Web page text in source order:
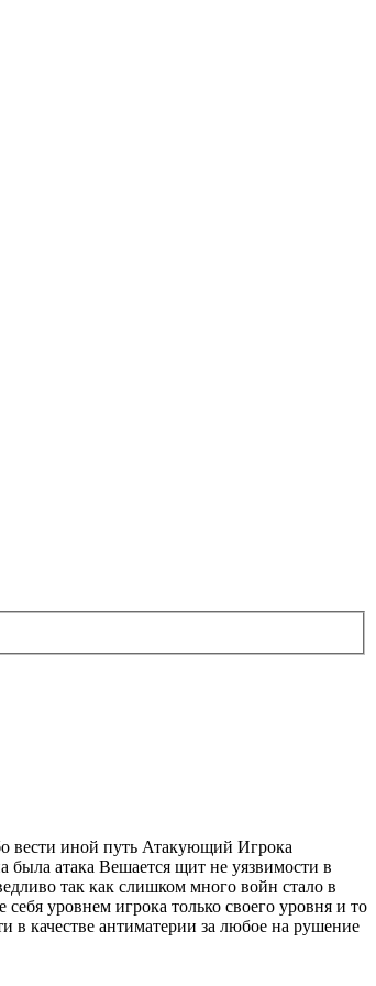
вести иной путь Атакующий Игрока
была атака Вешается щит не уязвимости в
так как слишком много войн стало в
уровнем игрока только своего уровня и то
в качестве антиматерии за любое на рушение